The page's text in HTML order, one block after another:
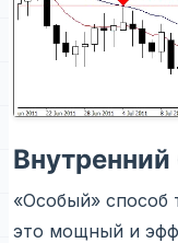
«Особый» способ
это мощный и